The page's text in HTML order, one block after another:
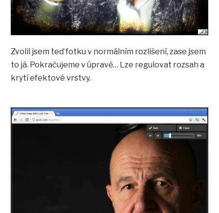
Zvolil jsem teď fotku v normálním rozlišení, zase jsem
to já. Pokračujeme v úpravě… Lze regulovat rozsah a
krytí efektové vrstvy.